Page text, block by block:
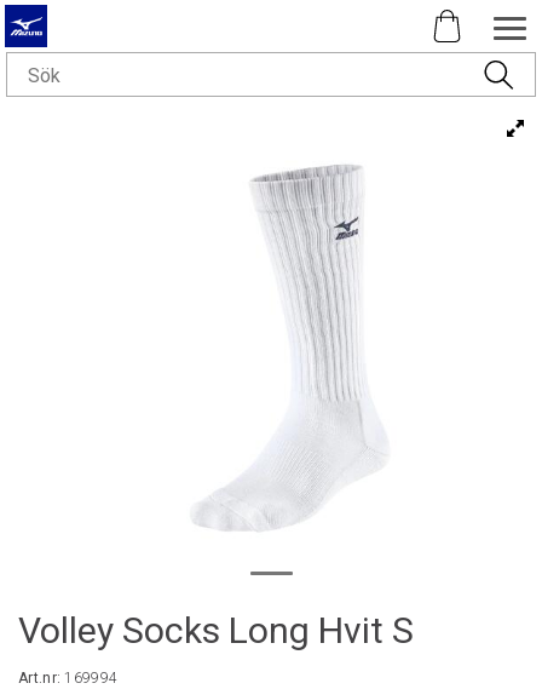
Volley Socks Long Hvit S
Art.nr:169994